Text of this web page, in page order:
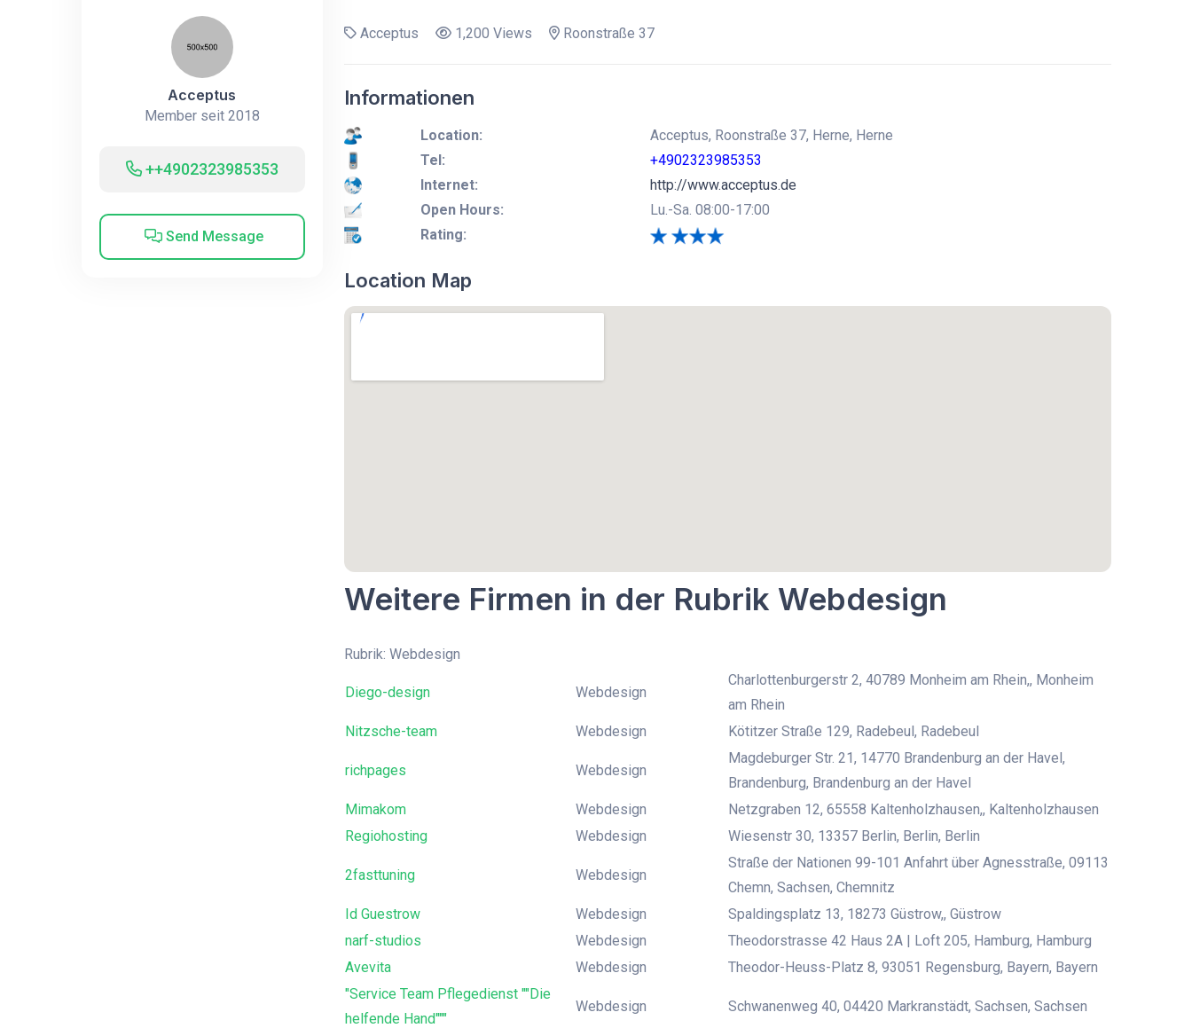
Acceptus
Member seit 2018
++4902323985353
Send Message
Acceptus 1,200 Views Roonstraße 37
Informationen
Location:
Acceptus, Roonstraße 37, Herne, Herne
Tel:
+4902323985353
Internet:
http://www.acceptus.de
Open Hours:
Lu.-Sa. 08:00-17:00
Rating:
Location Map
Weitere Firmen in der Rubrik Webdesign
Rubrik: Webdesign
Diego-design Webdesign
Charlottenburgerstr 2, 40789 Monheim am Rhein,, Monheim
am Rhein
Nitzsche-team
Webdesign Kötitzer Straße 129, Radebeul, Radebeul
richpages Webdesign
Magdeburger Str. 21, 14770 Brandenburg an der Havel,
Brandenburg, Brandenburg an der Havel
Mimakom
Webdesign
Netzgraben 12, 65558 Kaltenholzhausen,, Kaltenholzhausen
Regiohosting
Webdesign Wiesenstr 30, 13357 Berlin, Berlin, Berlin
2fasttuning Webdesign
Straße der Nationen 99-101 Anfahrt über Agnesstraße, 09113
Chemn, Sachsen, Chemnitz
Id Guestrow
Webdesign
Spaldingsplatz 13, 18273 Güstrow,, Güstrow
narf-studios
Webdesign
Theodorstrasse 42 Haus 2A | Loft 205, Hamburg, Hamburg
Avevita
Webdesign
Theodor-Heuss-Platz 8, 93051 Regensburg, Bayern, Bayern
"Service Team Pflegedienst ""Die
helfende Hand"""
Webdesign Schwanenweg 40, 04420 Markranstädt, Sachsen, Sachsen